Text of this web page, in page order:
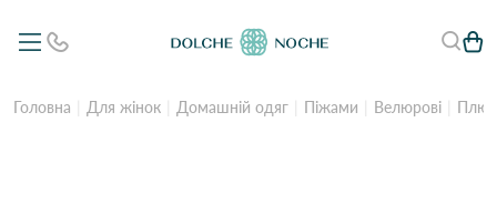
Головна Для жінок Домашній одяг Піжами Велюрові